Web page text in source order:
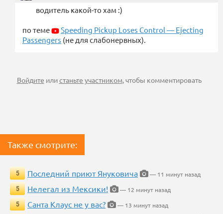
водитель какой-то хам :)
по теме
Speeding Pickup Loses Control — Ejecting
Passengers (не для слабонервных).
Войдите илистаньте участником, чтобы комментировать
Также смотрите:
5 Последний приют Януковича
— 11 минут назад
5
Нелегал из Мексики!
— 12 минут назад
5
Санта Клаус не у вас?
— 13 минут назад